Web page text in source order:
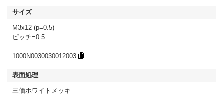
M3x12 (p=0.5)
ピッチ=0.5
1000N0030030012003
三価ホワイトメッキ